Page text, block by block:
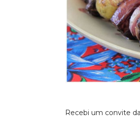
Recebi um convite